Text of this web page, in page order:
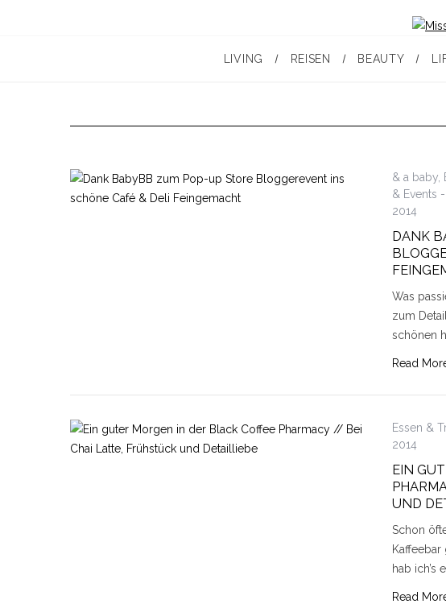
LIVING REISEN BEAUTY
& a baby
& Events
2014
DANK
Was
zum
schönen
Read
Essen &
2014
EIN
UND
Schon
hab ich’s
Read